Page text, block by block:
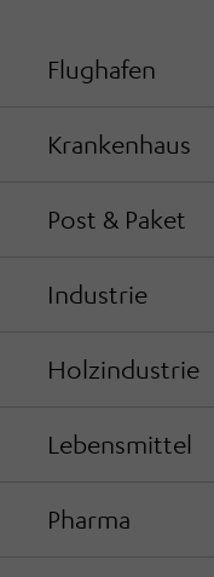
Flughafen
Krankenhaus
Post & Paket
Industrie
Holzindustrie
Lebensmittel
Pharma